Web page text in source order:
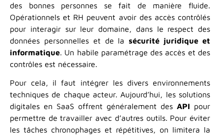
des bonnes personnes se fait de manière fluide.
Opérationnels et RH peuvent avoir des accès contrôlés
pour interagir sur leur domaine, dans le respect des
données personnelles et de lasécurité juridique et
informatique. Un habile paramétrage des accès et des
contrôles est nécessaire.
Pour cela, il faut intégrer les divers environnements
techniques de chaque acteur. Aujourd’hui, les solutions
digitales en SaaS offrent généralement des API pour
permettre de travailler avec d’autres outils. Pour éviter
les tâches chronophages et répétitives, on limitera la